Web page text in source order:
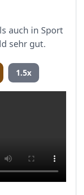
auch in Sport
sehr gut.
1.5x